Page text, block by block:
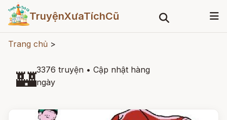
TruyệnXưaTíchCũ
Trang chủ >
🏰3376 truyện • Cập nhật hàng
ngày